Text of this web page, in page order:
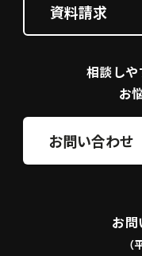
資料請求
相談しや
お
お問い合わせ
お